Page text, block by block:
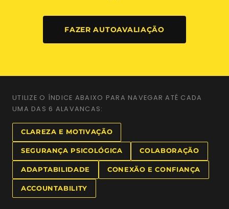
FAZER AUTOAVALIAÇÃO
UTILIZE O ÍNDICE ABAIXO PARA NAVEGAR ATÉ CADA
UMA DAS 6 ALAVANCAS:
CLAREZA E MOTIVAÇÃO
SEGURANÇA PSICOLÓGICA COLABORAÇÃO
ADAPTABILIDADE CONEXÃO E CONFIANÇA
ACCOUNTABILITY